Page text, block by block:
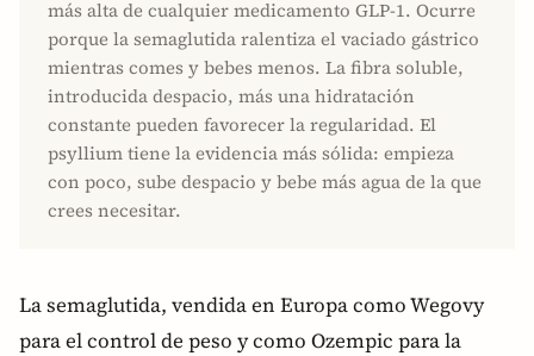
más alta de cualquier medicamento GLP-1. Ocurre
porque la semaglutida ralentiza el vaciado gástrico
mientras comes y bebes menos. La fibra soluble,
introducida despacio, más una hidratación
constante pueden favorecer la regularidad. El
psyllium tiene la evidencia más sólida: empieza
con poco, sube despacio y bebe más agua de la que
crees necesitar.
La semaglutida, vendida en Europa como Wegovy
para el control de peso y como Ozempic para la